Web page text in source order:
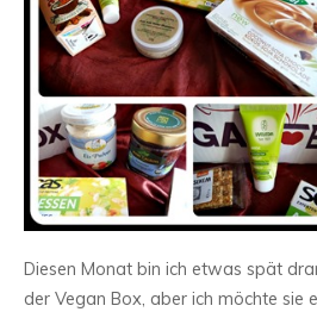
Diesen Monat bin ich etwas spät
der Vegan Box, aber ich möchte sie